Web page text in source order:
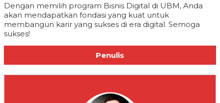
Dengan memilih program Bisnis Digital di UBM, Anda
akan mendapatkan fondasi yang kuat untuk
membangun karir yang sukses di era digital. Semoga
sukses!
Penulis